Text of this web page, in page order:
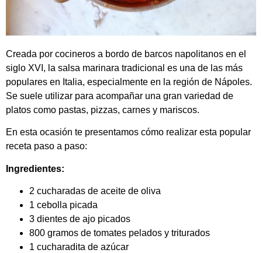
Creada por cocineros a bordo de barcos napolitanos en el
siglo XVI, la salsa marinara tradicional es una de las más
populares en Italia, especialmente en la región de Nápoles.
Se suele utilizar para acompañar una gran variedad de
platos como pastas, pizzas, carnes y mariscos.
En esta ocasión te presentamos cómo realizar esta popular
receta paso a paso:
Ingredientes:
2 cucharadas de aceite de oliva
1 cebolla picada
3 dientes de ajo picados
800 gramos de tomates pelados y triturados
1 cucharadita de azúcar